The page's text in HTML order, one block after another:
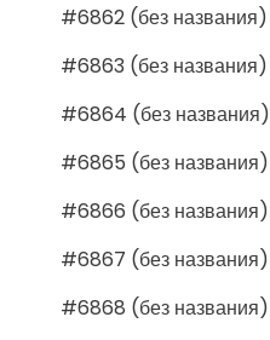
#6862 (без названия)
#6863 (без названия)
#6864 (без названия)
#6865 (без названия)
#6866 (без названия)
#6867 (без названия)
#6868 (без названия)